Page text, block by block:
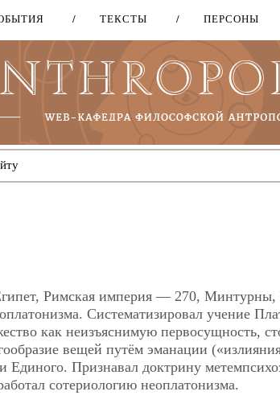
Перейти
основному
содержанию
ТЕКСТЫ ПЕРСОНЫ
Римская империя — 270,
Систематизировал учение
как неизъяснимую первосущность,
вещей путём эманации
Единого. Признавал доктрину
сотериологию неоплатонизма.